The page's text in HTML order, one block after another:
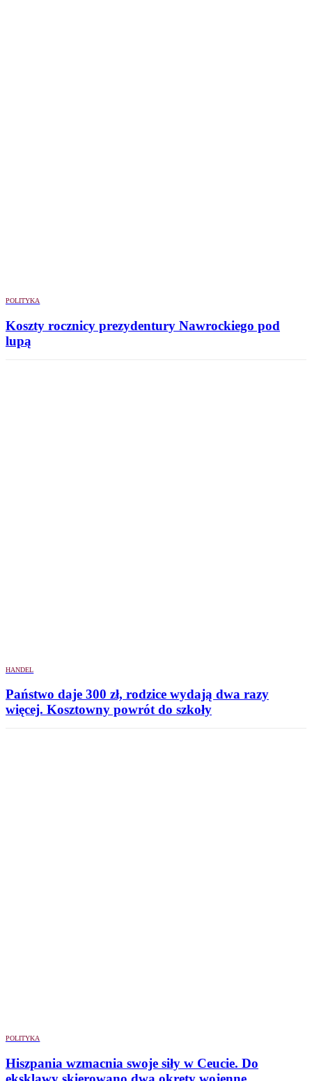
POLITYKA
Koszty rocznicy prezydentury Nawrockiego pod
lupą
HANDEL
Państwo daje 300 zł, rodzice wydają dwa razy
więcej. Kosztowny powrót do szkoły
POLITYKA
Hiszpania wzmacnia swoje siły w Ceucie. Do